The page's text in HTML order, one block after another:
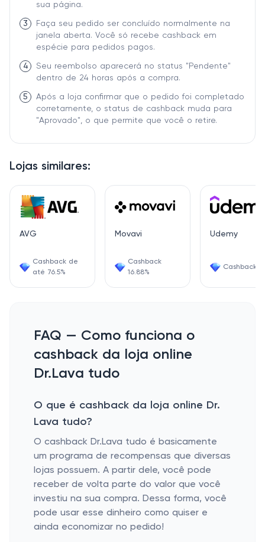
Lojas similares:
AVG
Cashback de
até 76.5%
Movavi
Cashback
16.88%
Udemy
Cashback
sua página.
3
Faça seu pedido ser concluído normalmente na
janela aberta. Você só recebe cashback em
espécie para pedidos pagos.
4
Seu reembolso aparecerá no status "Pendente"
dentro de 24 horas após a compra.
5
Após a loja confirmar que o pedido foi completado
corretamente, o status de cashback muda para
"Aprovado", o que permite que você o retire.
FAQ — Como funciona o
cashback da loja online
Dr.Lava tudo
O que é cashback da loja online Dr.
Lava tudo?
O cashback Dr.Lava tudo é basicamente
um programa de recompensas que diversas
lojas possuem. A partir dele, você pode
receber de volta parte do valor que você
investiu na sua compra. Dessa forma, você
pode usar esse dinheiro como quiser e
ainda economizar no pedido!